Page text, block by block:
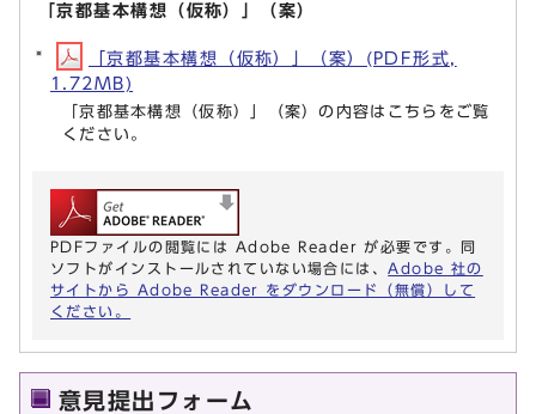
「京都基本構想（仮称）」（案）
「京都基本構想（仮称）」（案）(PDF形式,
1.72MB)
「京都基本構想（仮称）」（案）の内容はこちらをご覧
ください。
PDFファイルの閲覧には Adobe Reader が必要です。同
ソフトがインストールされていない場合には、 Adobe 社の
サイトから Adobe Reader をダウンロード（無償）して
ください。
意見提出フォーム